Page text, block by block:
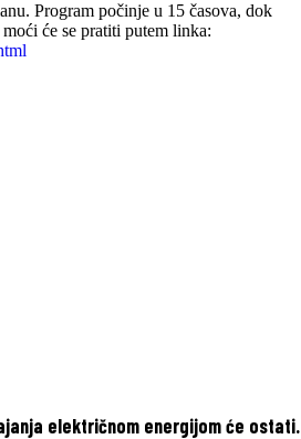
Program počinje u 15 časova, dok
će se pratiti putem linka:
električnom energijom će ostati.